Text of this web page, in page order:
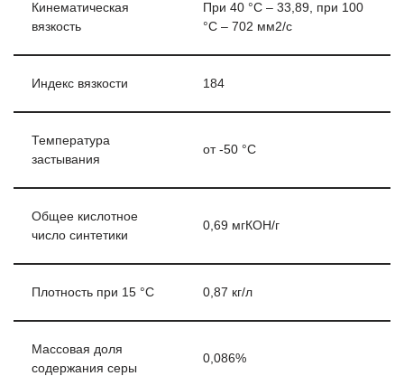
Кинематическая
вязкость
При 40 °С – 33,89, при 100
°С – 702 мм2/с
Индекс вязкости 184
Температура
застывания
от -50 °С
Общее кислотное
число синтетики
0,69 мгКОН/г
Плотность при 15 °С 0,87 кг/л
Массовая доля
содержания серы
0,086%